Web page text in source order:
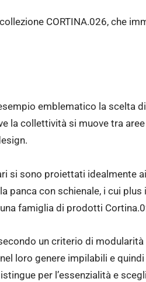
CORTINA.026, che
emblematico la scelta
la collettività si muove tra
si sono proiettati idealmente
panca con schienale, i cui
famiglia di prodotti
un criterio di modularità
loro genere impilabili e
per l’essenzialità e